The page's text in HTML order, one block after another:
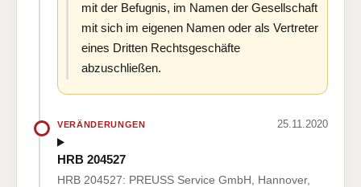
mit der Befugnis, im Namen der Gesellschaft
mit sich im eigenen Namen oder als Vertreter
eines Dritten Rechtsgeschäfte
abzuschließen.
VERÄNDERUNGEN 25.11.2020
HRB 204527
HRB 204527: PREUSS Service GmbH, Hannover,